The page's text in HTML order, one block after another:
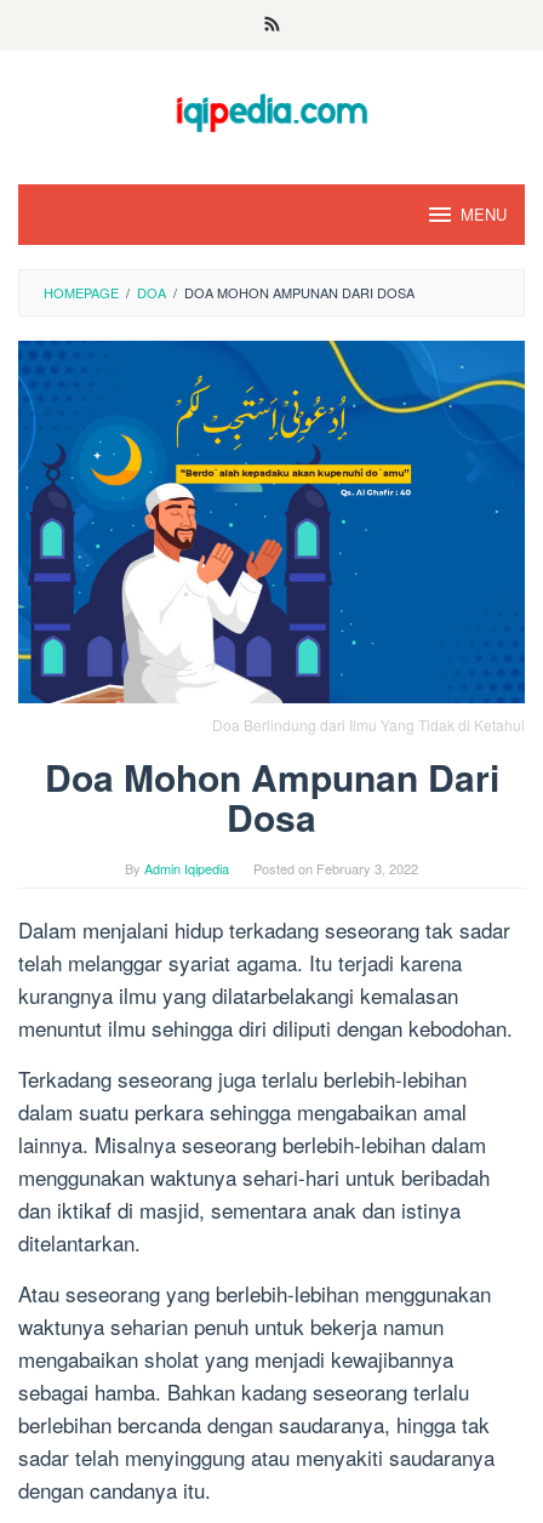
MENU
HOMEPAGE / DOA / DOA MOHON AMPUNAN DARI DOSA
Doa Berlindung dari Ilmu Yang Tidak di Ketahui
Doa Mohon Ampunan Dari
Dosa
By Admin Iqipedia Posted on February 3, 2022
Dalam menjalani hidup terkadang seseorang tak sadar
telah melanggar syariat agama. Itu terjadi karena
kurangnya ilmu yang dilatarbelakangi kemalasan
menuntut ilmu sehingga diri diliputi dengan kebodohan.
Terkadang seseorang juga terlalu berlebih-lebihan
dalam suatu perkara sehingga mengabaikan amal
lainnya. Misalnya seseorang berlebih-lebihan dalam
menggunakan waktunya sehari-hari untuk beribadah
dan iktikaf di masjid, sementara anak dan istinya
ditelantarkan.
Atau seseorang yang berlebih-lebihan menggunakan
waktunya seharian penuh untuk bekerja namun
mengabaikan sholat yang menjadi kewajibannya
sebagai hamba. Bahkan kadang seseorang terlalu
berlebihan bercanda dengan saudaranya, hingga tak
sadar telah menyinggung atau menyakiti saudaranya
dengan candanya itu.